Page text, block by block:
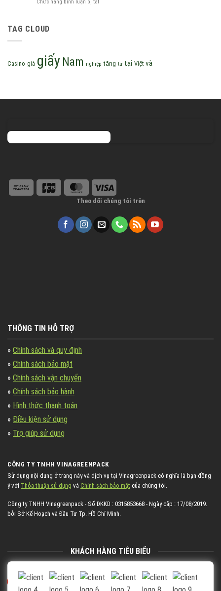
Slots
Chức năng bình luận bị tắt
Lara
Croft
TAG CLOUD
Casino giá giấy Nam nghiệp tăng tư tại Việt và
Theo dõi chúng tôi trên
THÔNG TIN HỖ TRỢ
» Chính sách và quy định
» Chính sách bảo mật
» Chính sách vận chuyển
» Chính sách bảo hành
» Hình thức thanh toán
» Điều kiện sử dụng
» Trợ giúp sử dụng
CÔNG TY TNHH VINAGREENPACK
Sử dụng nội dung ở trang này và dịch vụ tại Vinagreenpack có nghĩa là bạn đồng
ý với Thỏa thuận sử dụng và Chính sách bảo mật của chúng tôi.
Công ty TNHH Vinagreenpack - Số ĐKKD : 0315853668 - Ngày cấp : 17/08/2019.
bởi Sở Kế Hoạch và Đầu Tư Tp. Hồ Chí Minh.
KHÁCH HÀNG TIÊU BIỂU